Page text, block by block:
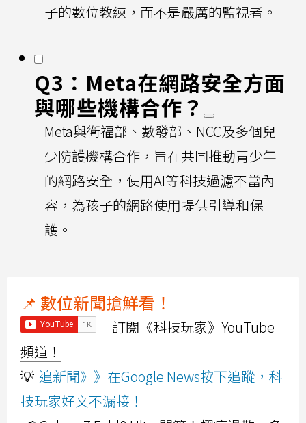
子的數位教練，而不是嚴厲的監視者。
Q3：Meta在網路安全方面
與哪些機構合作？
Meta與衛福部、數發部、NCC及多個兒
少防護機構合作，旨在共同推動青少年
的網路安全，使用AI等科技過濾不當內
容，為孩子的網路使用提供引導和保
護。
📌 數位新聞搶鮮看！
訂閱《科技玩家》YouTube
頻道！
💡 追新聞》》在Google News按下追蹤，科
技玩家好文不漏接！